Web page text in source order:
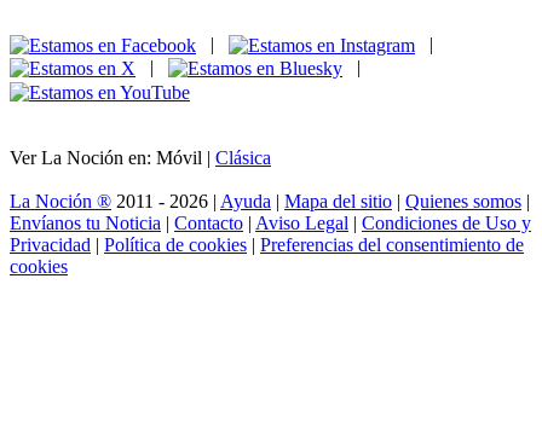
|
|
|
|
Ver La Noción en: Móvil | Clásica
La Noción ® 2011 - 2026 | Ayuda | Mapa del sitio | Quienes somos |
Envíanos tu Noticia | Contacto | Aviso Legal | Condiciones de Uso y
Privacidad | Política de cookies | Preferencias del consentimiento de
cookies